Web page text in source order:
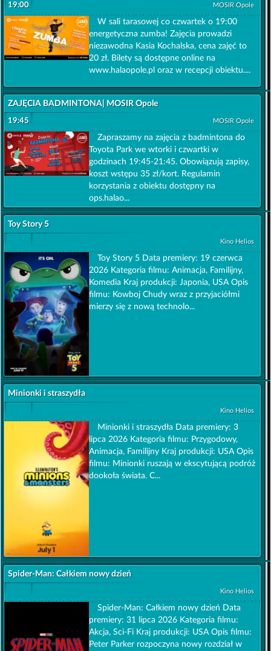
19:00 MOSIR Opole
W sali tarasowej co czwartek o 19:00
energetyczna zumba! Zajęcia prowadzi
niezawodna Kasia Kochalska, cena zajęć to
20 zł. Bilety są dostępne online na
www.halaopole.pl oraz w recepcji obiektu....
19:45
ZAJĘCIA BADMINTONA| MOSIR Opole
MOSIR Opole
Zapraszamy na zajęcia z badmintona do
Toyota Park we wtorki i czwartki w
godzinach 19:45-21:45. Obowiązują zapisy,
koszt wstępu 35 zł/kort. Regulamin
korzystania z obiektu dostępny na
ops.halao...
Toy Story 5
Kino Helios
Toy Story 5 Data premiery: 19 czerwca
2026 Kategoria filmu: Animacja, Familijny,
Komedia Kraj produkcji: Japonia, USA Opis
filmu: Kowboj Chudy wraz z przyjaciółmi
mierzy się z nową technolo...
Minionki i straszydła
Kino Helios
Minionki i straszydła Data premiery: 3
lipca 2026 Kategoria filmu: Przygodowy,
Animacja, Familijny Kraj produkcji: USA Opis
filmu: Minionki ruszają w ekscytującą podróż
dookoła świata. C...
Spider-Man: Całkiem nowy dzień
Kino Helios
Spider-Man: Całkiem nowy dzień Data
premiery: 31 lipca 2026 Kategoria filmu:
Akcja, Sci-Fi Kraj produkcji: USA Opis filmu:
Peter Parker rozpoczyna nowy rozdział w